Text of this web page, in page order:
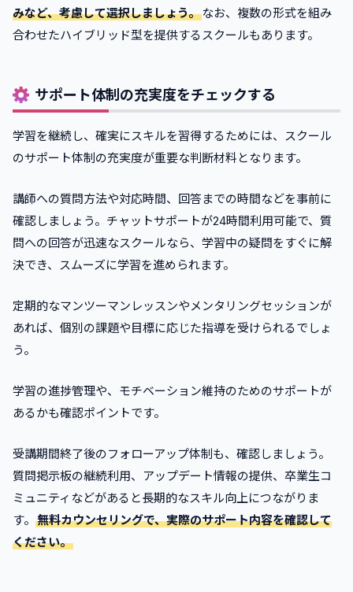
みなど、考慮して選択しましょう。 なお、複数の形式を組み
合わせたハイブリッド型を提供するスクールもあります。
サポート体制の充実度をチェックする
学習を継続し、確実にスキルを習得するためには、スクール
のサポート体制の充実度が重要な判断材料となります。
講師への質問方法や対応時間、回答までの時間などを事前に
確認しましょう。チャットサポートが24時間利用可能で、質
問への回答が迅速なスクールなら、学習中の疑問をすぐに解
決でき、スムーズに学習を進められます。
定期的なマンツーマンレッスンやメンタリングセッションが
あれば、個別の課題や目標に応じた指導を受けられるでしょ
う。
学習の進捗管理や、モチベーション維持のためのサポートが
あるかも確認ポイントです。
受講期間終了後のフォローアップ体制も、確認しましょう。
質問掲示板の継続利用、アップデート情報の提供、卒業生コ
ミュニティなどがあると長期的なスキル向上につながりま
す。 無料カウンセリングで、実際のサポート内容を確認して
ください。